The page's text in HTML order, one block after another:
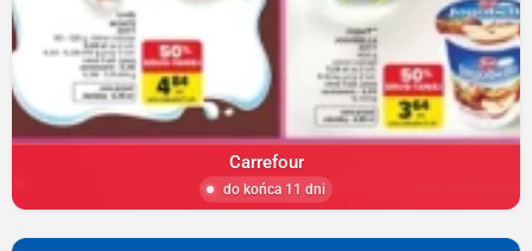
Carrefour
do końca 11 dni